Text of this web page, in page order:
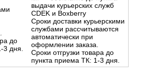
до
3 дня.
выдачи курьерских служб
CDEK и Boxberry
Сроки доставки курьерскими
службами рассчитываются
автоматически при
оформлении заказа.
Сроки отгрузки товара до
пункта приема ТК: 1-3 дня.